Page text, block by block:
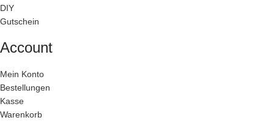
DIY
Gutschein
Account
Mein Konto
Bestellungen
Kasse
Warenkorb